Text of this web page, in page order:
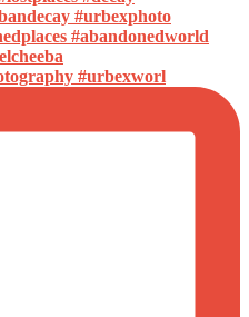
#urbexworl